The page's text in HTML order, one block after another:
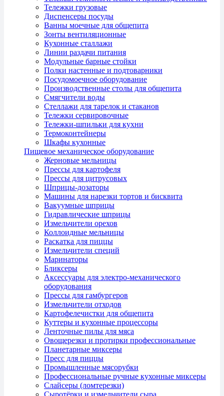
Тележки грузовые
Диспенсеры посуды
Ванны моечные для общепита
Зонты вентиляционные
Кухонные сталлажи
Линии раздачи питания
Модульные барные стойки
Полки настенные и подтоварники
Посудомоечное оборудование
Производственные столы для общепита
Смягчители воды
Стеллажи для тарелок и стаканов
Тележки сервировочные
Тележки-шпильки для кухни
Термоконтейнеры
Шкафы кухонные
Пищевое механическое оборудование
Жерновые мельницы
Прессы для картофеля
Прессы для цитрусовых
Шприцы-дозаторы
Машины для нарезки тортов и бисквита
Вакуумные шприцы
Гидравлические шприцы
Измельчители орехов
Коллоидные мельницы
Раскатка для пиццы
Измельчители специй
Маринаторы
Бликсеры
Аксессуары для электро-механического
оборудования
Прессы для гамбургеров
Измельчители отходов
Картофелечистки для общепита
Куттеры и кухонные процессоры
Ленточные пилы для мяса
Овощерезки и протирки профессиональные
Планетарные миксеры
Пресс для пиццы
Промышленные мясорубки
Профессиональные ручные кухонные миксеры
Слайсеры (ломтерезки)
Сыротёрки и измельчители сыра